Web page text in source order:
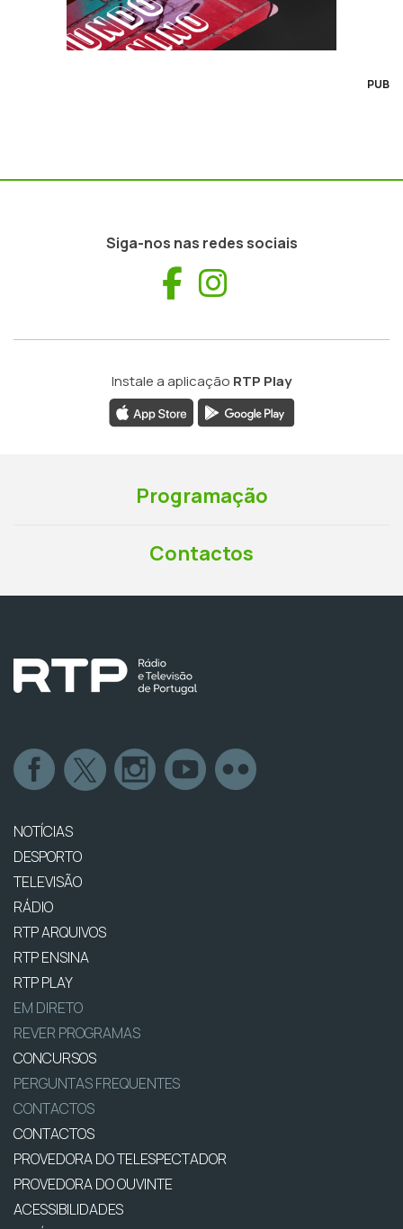
PUB
Siga-nos nas redes sociais
Facebook
Instale a aplicação RTP Play
Programação
Contactos
NOTÍCIAS
DESPORTO
TELEVISÃO
RÁDIO
RTP ARQUIVOS
RTP ENSINA
RTP PLAY
EM DIRETO
REVER PROGRAMAS
CONCURSOS
PERGUNTAS FREQUENTES
CONTACTOS
CONTACTOS
PROVEDORA DO TELESPECTADOR
PROVEDORA DO OUVINTE
ACESSIBILIDADES